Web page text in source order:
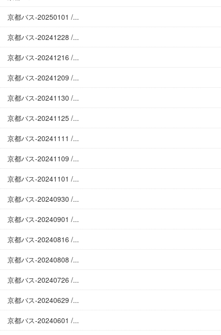
京都バス-20250101 /...
京都バス-20241228 /...
京都バス-20241216 /...
京都バス-20241209 /...
京都バス-20241130 /...
京都バス-20241125 /...
京都バス-20241111 /...
京都バス-20241109 /...
京都バス-20241101 /...
京都バス-20240930 /...
京都バス-20240901 /...
京都バス-20240816 /...
京都バス-20240808 /...
京都バス-20240726 /...
京都バス-20240629 /...
京都バス-20240601 /...